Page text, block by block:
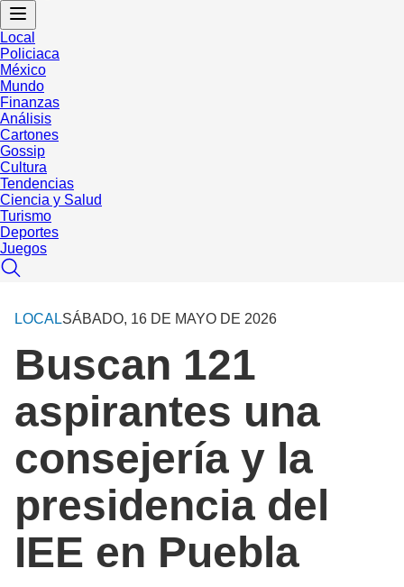
Local
Policiaca
México
Mundo
Finanzas
Análisis
Cartones
Gossip
Cultura
Tendencias
Ciencia y Salud
Turismo
Deportes
Juegos
LOCALSÁBADO, 16 DE MAYO DE 2026
Buscan 121
aspirantes una
consejería y la
presidencia del
IEE en Puebla